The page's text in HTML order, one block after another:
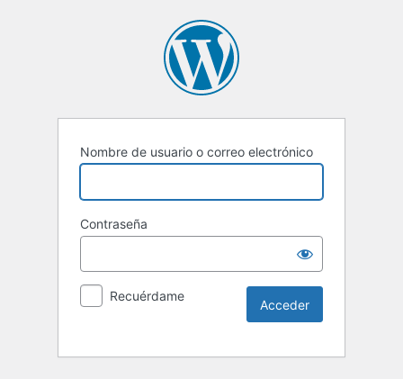
Nombre de usuario o correo electrónico
Contraseña
Recuérdame